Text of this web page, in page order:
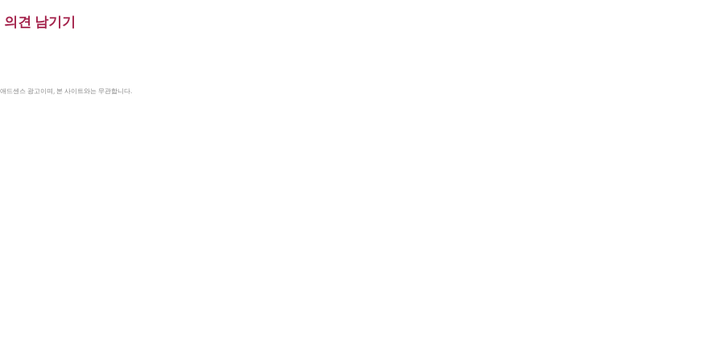
의견 남기기
드센스 광고이며, 본 사이트와는 무관합니다.